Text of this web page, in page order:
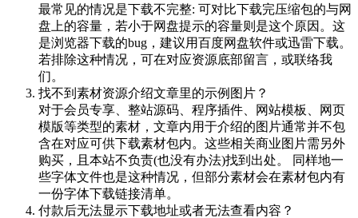
最常见的情况是下载不完整: 可对比下载完压缩包的与网
盘上的容量，若小于网盘提示的容量则是这个原因。这
是浏览器下载的bug，建议用百度网盘软件或迅雷下载。
若排除这种情况，可在对应资源底部留言，或联络我
们。
找不到素材资源介绍文章里的示例图片？
对于会员专享、整站源码、程序插件、网站模板、网页
模版等类型的素材，文章内用于介绍的图片通常并不包
含在对应可供下载素材包内。这些相关商业图片需另外
购买，且本站不负责(也没有办法)找到出处。 同样地一
些字体文件也是这种情况，但部分素材会在素材包内有
一份字体下载链接清单。
付款后无法显示下载地址或者无法查看内容？